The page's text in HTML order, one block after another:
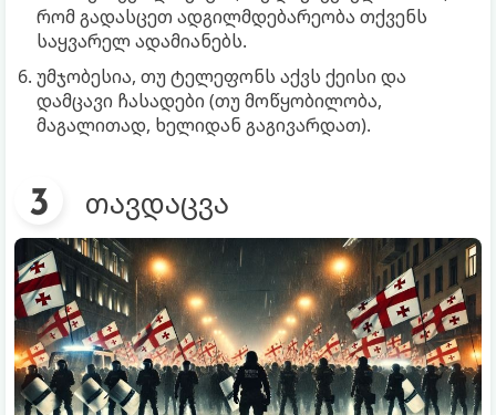
რომ გადასცეთ ადგილმდებარეობა თქვენს
საყვარელ ადამიანებს.
უმჯობესია, თუ ტელეფონს აქვს ქეისი და
დამცავი ჩასადები (თუ მოწყობილობა,
მაგალითად, ხელიდან გაგივარდათ).
თავდაცვა